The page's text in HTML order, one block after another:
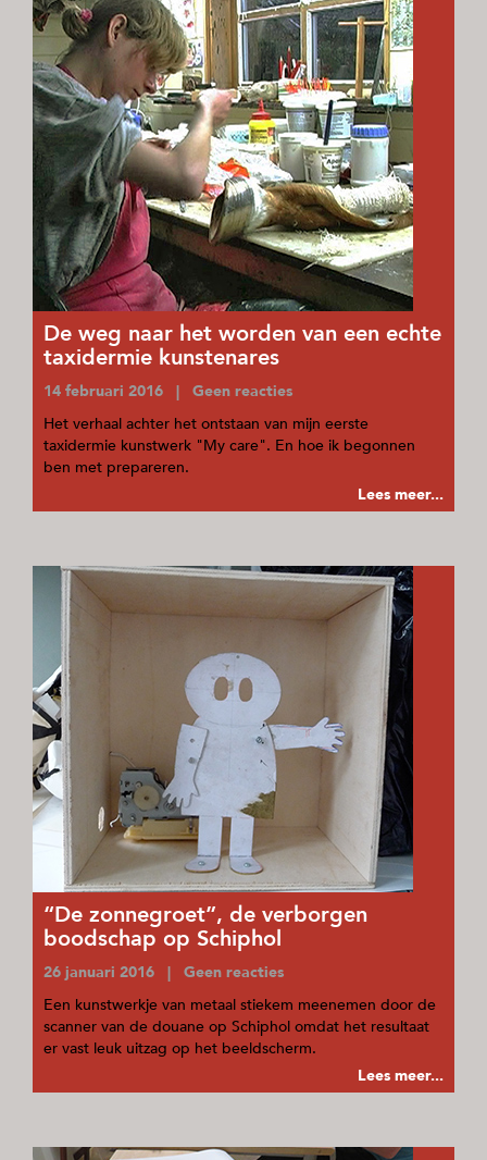
De weg naar het worden van een echte
taxidermie kunstenares
14 februari 2016 | Geen reacties
Het verhaal achter het ontstaan van mijn eerste
taxidermie kunstwerk "My care". En hoe ik begonnen
ben met prepareren.
Lees meer...
“De zonnegroet”, de verborgen
boodschap op Schiphol
26 januari 2016 | Geen reacties
Een kunstwerkje van metaal stiekem meenemen door de
scanner van de douane op Schiphol omdat het resultaat
er vast leuk uitzag op het beeldscherm.
Lees meer...